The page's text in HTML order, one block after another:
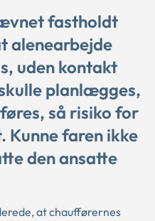
fastholdt
alenearbejde
uden kontakt
planlægges,
så risiko for
Kunne faren ikke
den ansatte
at chaufførernes